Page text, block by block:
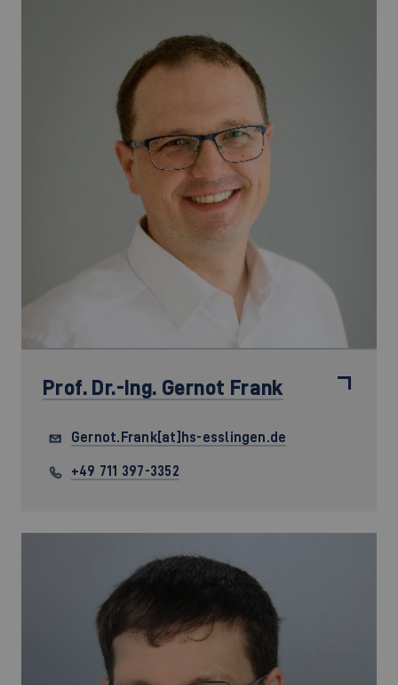
Prof. Dr.-Ing. Gernot Frank
Gernot.Frank[at]hs-esslingen.de
+49 711 397-3352